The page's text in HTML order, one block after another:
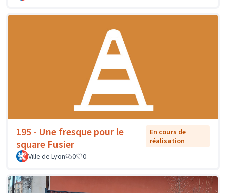
195 - Une fresque pour le
square Fusier
En cours de
réalisation
Ville de Lyon
0 0